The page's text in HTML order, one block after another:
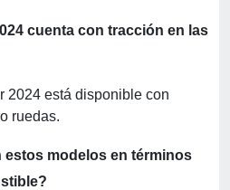
cuenta con tracción en las
2024 está disponible con
ruedas.
estos modelos en términos